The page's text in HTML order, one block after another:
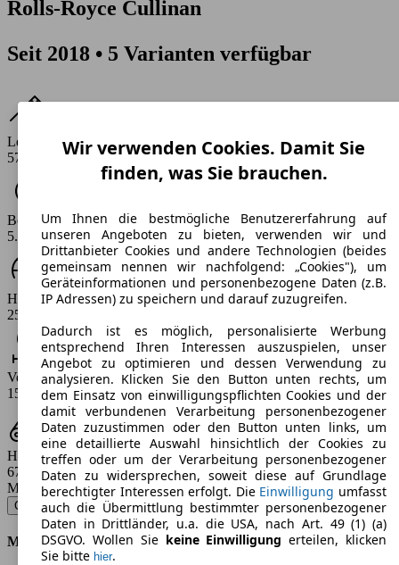
Rolls-Royce Cullinan
Seit 2018 • 5 Varianten verfügbar
Leistung
571 - 600 PS
Beschleunigung (0-100 km/h)
5.2 - 5.3 s
Höchstgeschwindigkeit (km/h)
250 km/h
Verbrauch
15 l/100km
Hubraum
6749 ccm
Modellbezeichnung :
Cullinan - 420 KW (571 PS) (2019/08 - 2024/07) ▼
Motor & Leistung
Wir verwenden Cookies. Damit Sie
finden, was Sie brauchen.
Um Ihnen die bestmögliche Benutzererfahrung auf
unseren Angeboten zu bieten, verwenden wir und
Drittanbieter Cookies und andere Technologien (beides
gemeinsam nennen wir nachfolgend: „Cookies"), um
Geräteinformationen und personenbezogene Daten (z.B.
IP Adressen) zu speichern und darauf zuzugreifen.
Dadurch ist es möglich, personalisierte Werbung
entsprechend Ihren Interessen auszuspielen, unser
Angebot zu optimieren und dessen Verwendung zu
analysieren. Klicken Sie den Button unten rechts, um
dem Einsatz von einwilligungspflichten Cookies und der
damit verbundenen Verarbeitung personenbezogener
Daten zuzustimmen oder den Button unten links, um
eine detaillierte Auswahl hinsichtlich der Cookies zu
treffen oder um der Verarbeitung personenbezogener
Daten zu widersprechen, soweit diese auf Grundlage
berechtigter Interessen erfolgt. Die Einwilligung umfasst
auch die Übermittlung bestimmter personenbezogener
Daten in Drittländer, u.a. die USA, nach Art. 49 (1) (a)
DSGVO. Wollen Sie keine Einwilligung erteilen, klicken
Sie bitte hier.